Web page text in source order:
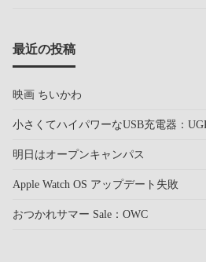
最近の投稿
映画 ちいかわ
小さくてハイパワーなUSB充電器：
明日はオープンキャンパス
Apple Watch OS アップデート失敗
おつかれサマー Sale：OWC